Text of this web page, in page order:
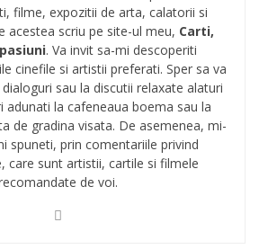
filme, expozitii de arta, calatorii si
acestea scriu pe site-ul meu, Carti,
. Va invit sa-mi descoperiti
cinefile si artistii preferati. Sper sa va
sau la discutii relaxate alaturi
adunati la cafeneaua boema sau la
de gradina visata. De asemenea, mi-
spuneti, prin comentariile privind
care sunt artistii, cartile si filmele
de voi.